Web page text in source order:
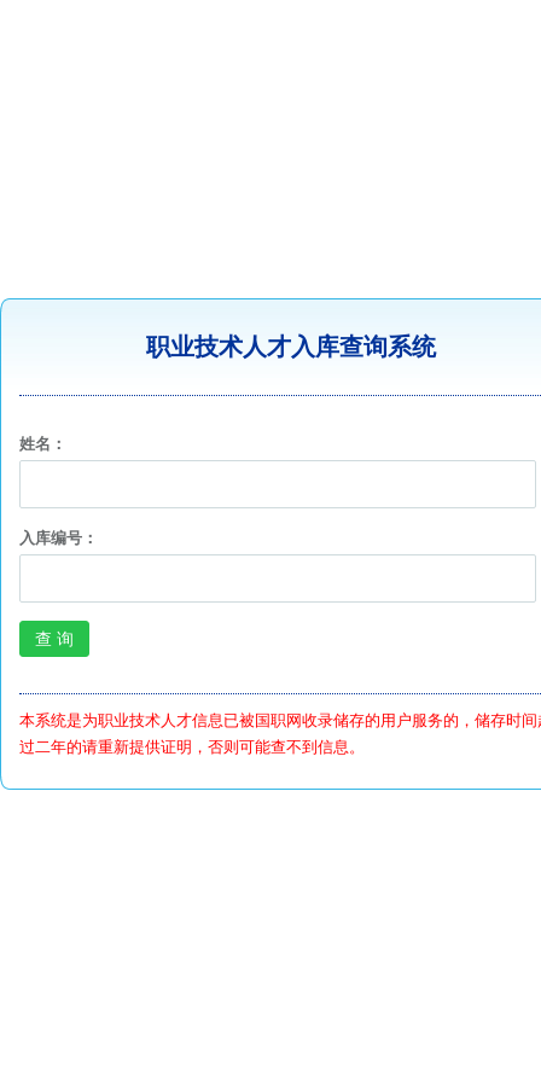
职业技术人才入库查询系统
姓名：
入库编号：
本系统是为职业技术人才信息已被国职网收录储存的用户服务的，储存时间
过二年的请重新提供证明，否则可能查不到信息。